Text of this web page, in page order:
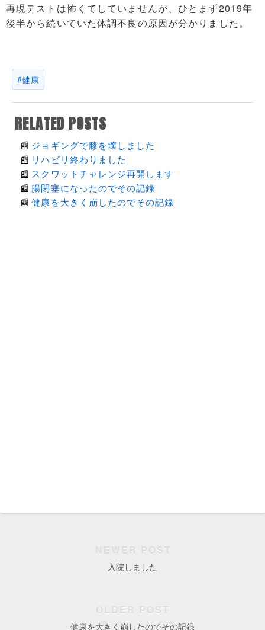
再現テストは怖くてしていませんが、ひとまず2019年
後半から続いていた体調不良の原因が分かりました。
健康
RELATED POSTS
ジョギングで膝を壊しました
リハビリ終わりました
スクワットチャレンジ再開します
腸閉塞になったのでその記録
健康を大きく崩したのでその記録
NEWER POST
入院しました
OLDER POST
健康を大きく崩したのでその記録